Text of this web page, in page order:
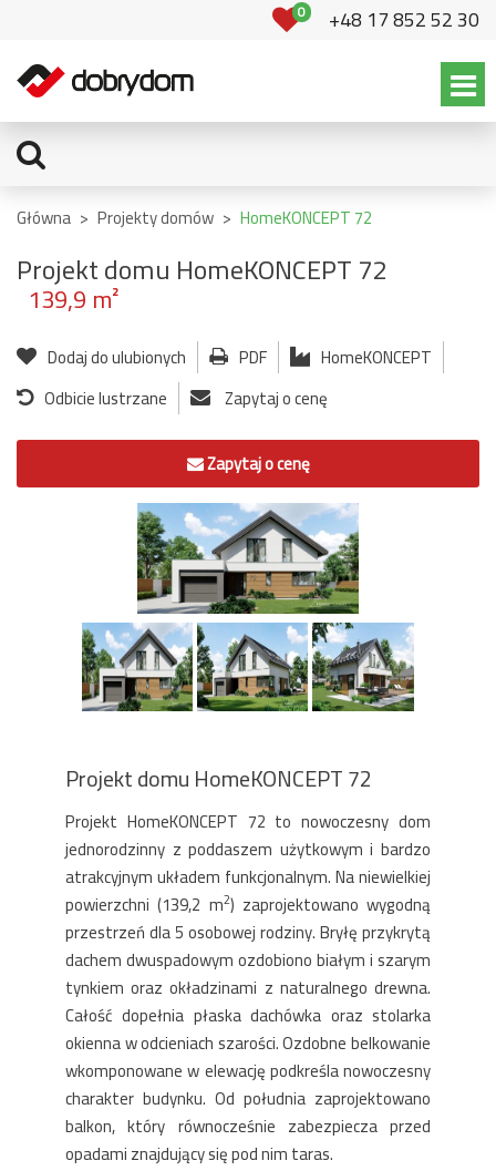
0 +48 17 852 52 30
Główna > Projekty domów > HomeKONCEPT 72
Projekt domu HomeKONCEPT 72
139,9 m²
Dodaj do ulubionych PDF
HomeKONCEPT
Odbicie lustrzane
Zapytaj o cenę
Zapytaj o cenę
Projekt domu HomeKONCEPT 72
Projekt HomeKONCEPT 72 to nowoczesny dom
jednorodzinny z poddaszem użytkowym i bardzo
atrakcyjnym układem funkcjonalnym. Na niewielkiej
powierzchni (139,2 m2) zaprojektowano wygodną
przestrzeń dla 5 osobowej rodziny. Bryłę przykrytą
dachem dwuspadowym ozdobiono białym i szarym
tynkiem oraz okładzinami z naturalnego drewna.
Całość dopełnia płaska dachówka oraz stolarka
okienna w odcieniach szarości. Ozdobne belkowanie
wkomponowane w elewację podkreśla nowoczesny
charakter budynku. Od południa zaprojektowano
balkon, który równocześnie zabezpiecza przed
opadami znajdujący się pod nim taras.